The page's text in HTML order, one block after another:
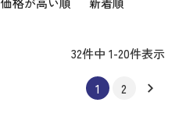
32件中 1-20件表示
1 2